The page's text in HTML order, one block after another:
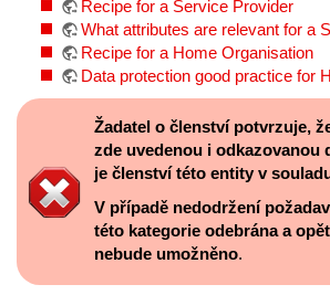
Recipe for a Service Provider
What attributes are relevant for a
Recipe for a Home Organisation
Data protection good practice for
Žadatel o členství potvrzuje,
zde uvedenou i odkazovanou
je členství této entity v
V případě nedodržení
této kategorie odebrána a
nebude umožněno.